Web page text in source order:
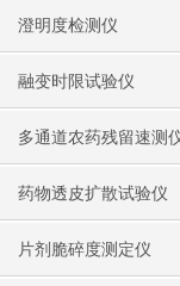
澄明度检测仪
融变时限试验仪
多通道农药残留速测
药物透皮扩散试验仪
片剂脆碎度测定仪